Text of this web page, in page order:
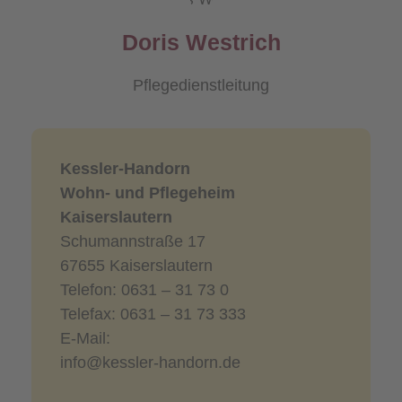
Doris Westrich
Pflegedienstleitung
Kessler-Handorn
Wohn- und Pflegeheim
Kaiserslautern
Schumannstraße 17
67655 Kaiserslautern
Telefon: 0631 – 31 73 0
Telefax: 0631 – 31 73 333
E-Mail:
info@kessler-handorn.de